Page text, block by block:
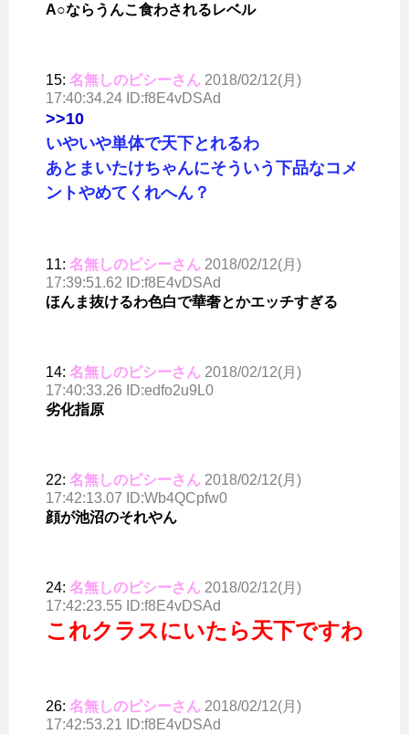
A○ならうんこ食わされるレベル
15: 名無しのピシーさん 2018/02/12(月)
17:40:34.24 ID:f8E4vDSAd
>>10
いやいや単体で天下とれるわ
あとまいたけちゃんにそういう下品なコメ
ントやめてくれへん？
11: 名無しのピシーさん 2018/02/12(月)
17:39:51.62 ID:f8E4vDSAd
ほんま抜けるわ色白で華奢とかエッチすぎる
14: 名無しのピシーさん 2018/02/12(月)
17:40:33.26 ID:edfo2u9L0
劣化指原
22: 名無しのピシーさん 2018/02/12(月)
17:42:13.07 ID:Wb4QCpfw0
顔が池沼のそれやん
24: 名無しのピシーさん 2018/02/12(月)
17:42:23.55 ID:f8E4vDSAd
これクラスにいたら天下ですわ
26: 名無しのピシーさん 2018/02/12(月)
17:42:53.21 ID:f8E4vDSAd